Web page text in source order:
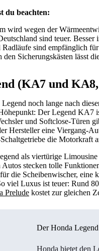
du beachten:
wird wegen der
sind teuer. Besser
Radläufe sind empfänglich
den Sicherungskästen lässt
(KA7 und KA8,
noch lange nach
Der Legend KA7
und Softclose-Türen
Hersteller eine Viergang-
die Motorkraft
als viertürige
stecken tolle
die Scheibenwischer,
viel Luxus ist teuer: Rund
Prelude kostet zur gleichen
Der Honda Legend
Honda bietet den